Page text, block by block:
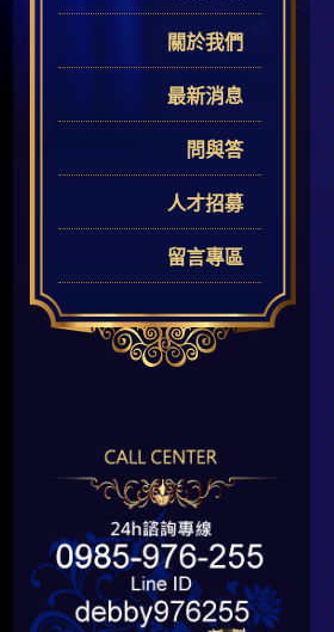
關於我們
最新消息
問與答
人才招募
留言專區